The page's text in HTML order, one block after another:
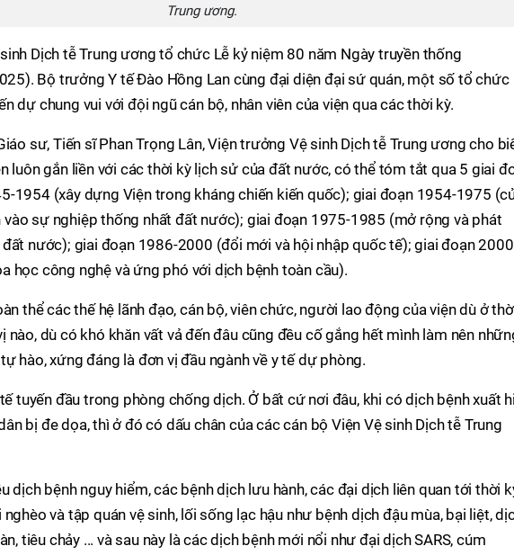
Trung ương.
Dịch tễ Trung ương tổ chức Lễ kỷ niệm 80 năm Ngày truyền thống
Bộ trưởng Y tế Đào Hồng Lan cùng đại diện đại sứ quán, một số tổ chức
dự chung vui với đội ngũ cán bộ, nhân viên của viện qua các thời kỳ.
sư, Tiến sĩ Phan Trọng Lân, Viện trưởng Vệ sinh Dịch tễ Trung ương cho
luôn gắn liền với các thời kỳ lịch sử của đất nước, có thể tóm tắt qua 5 giai
1954 (xây dựng Viện trong kháng chiến kiến quốc); giai đoạn 1954-1975
vào sự nghiệp thống nhất đất nước); giai đoạn 1975-1985 (mở rộng và phát
nước); giai đoạn 1986-2000 (đổi mới và hội nhập quốc tế); giai đoạn
học công nghệ và ứng phó với dịch bệnh toàn cầu).
thể các thế hệ lãnh đạo, cán bộ, viên chức, người lao động của viện dù ở
nào, dù có khó khăn vất vả đến đâu cũng đều cố gắng hết mình làm nên
hào, xứng đáng là đơn vị đầu ngành về y tế dự phòng.
tuyến đầu trong phòng chống dịch. Ở bất cứ nơi đâu, khi có dịch bệnh xuất
bị đe dọa, thì ở đó có dấu chân của các cán bộ Viện Vệ sinh Dịch tễ Trung
dịch bệnh nguy hiểm, các bệnh dịch lưu hành, các đại dịch liên quan tới thời
nghèo và tập quán vệ sinh, lối sống lạc hậu như bệnh dịch đậu mùa, bại liệt,
tiêu chảy ... và sau này là các dịch bệnh mới nổi như đại dịch SARS, cúm